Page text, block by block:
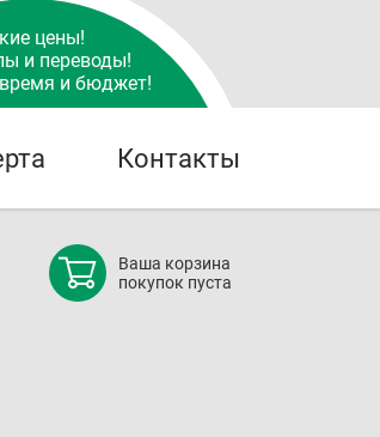
цены!
и переводы!
и бюджет!
Контакты
Ваша корзина
покупок пуста